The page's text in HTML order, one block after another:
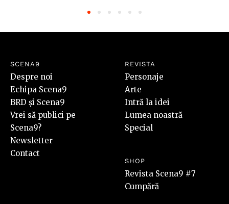
SCENA9
Despre noi
Echipa Scena9
BRD și Scena9
Vrei să publici pe
Scena9?
Newsletter
Contact
REVISTA
Personaje
Arte
Intră la idei
Lumea noastră
Special
SHOP
Revista Scena9 #7
Cumpără